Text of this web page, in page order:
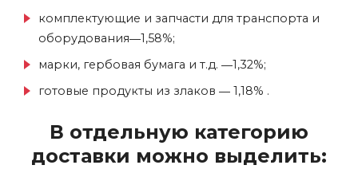
комплектующие и запчасти для транспорта и
оборудования―1,58%;
марки, гербовая бумага и т.д. ―1,32%;
готовые продукты из злаков ― 1,18% .
В отдельную категорию
доставки можно выделить: